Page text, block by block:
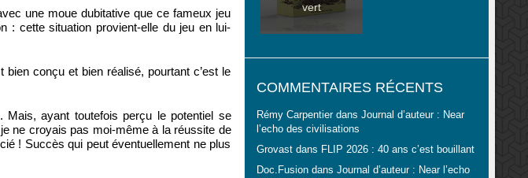
une moue dubitative que ce fameux jeu
: cette situation provient-elle du jeu en lui-
conçu et bien réalisé, pourtant c’est le
Mais, ayant toutefois perçu le potentiel se
ne croyais pas moi-même à la réussite de
! Succès qui peut éventuellement ne plus
vert
COMMENTAIRES RÉCENTS
Rémy Carpentierdans Journal d’auteur : Near
l’echo des civilisations
Grovastdans FLIP 2026 : 40 ans c’est bouillant
Doc.Fusiondans Journal d’auteur : Near l’echo